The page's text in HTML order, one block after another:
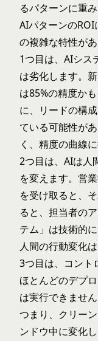
るパターンに重
AIパターンの
の複雑な特性があ
1つ目は、AIシス
は劣化します。
は85%の精度か
に、リードの構
ている可能性が
く、精度の曲線に
2つ目は、AIは人
を変えます。営
を受け取ると、
ると、担当者の
テム」は技術的
人間の行動変化
3つ目は、コント
ほとんどのデプ
は実行できませ
つまり、クリー
ンドウ中に変化